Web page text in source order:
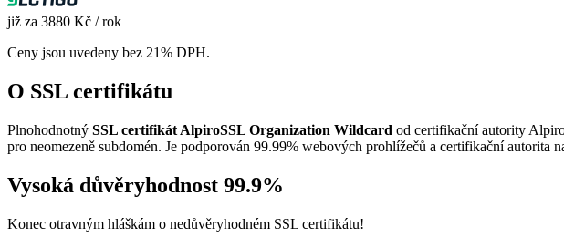
již za 3880 Kč / rok
Ceny jsou uvedeny bez 21% DPH.
O SSL certifikátu
Plnohodnotný SSL certifikát AlpiroSSL Organization Wildcard od certifikační autority
pro neomezeně subdomén. Je podporován 99.99% webových prohlížečů a certifikační autorita
Vysoká důvěryhodnost 99.9%
Konec otravným hláškám o nedůvěryhodném SSL certifikátu!